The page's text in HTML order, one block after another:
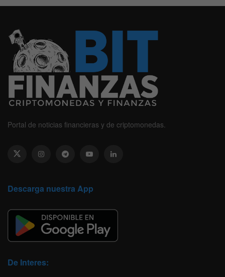
Portal de noticias financieras y de criptomonedas.
Descarga nuestra App
De Interes: